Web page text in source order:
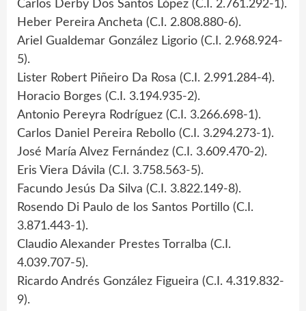
Carlos Derby Dos Santos López (C.I. 2.761.292-1).
Heber Pereira Ancheta (C.I. 2.808.880-6).
Ariel Gualdemar González Ligorio (C.I. 2.968.924-
5).
Lister Robert Piñeiro Da Rosa (C.I. 2.991.284-4).
Horacio Borges (C.I. 3.194.935-2).
Antonio Pereyra Rodríguez (C.I. 3.266.698-1).
Carlos Daniel Pereira Rebollo (C.I. 3.294.273-1).
José María Alvez Fernández (C.I. 3.609.470-2).
Eris Viera Dávila (C.I. 3.758.563-5).
Facundo Jesús Da Silva (C.I. 3.822.149-8).
Rosendo Di Paulo de los Santos Portillo (C.I.
3.871.443-1).
Claudio Alexander Prestes Torralba (C.I.
4.039.707-5).
Ricardo Andrés González Figueira (C.I. 4.319.832-
9).